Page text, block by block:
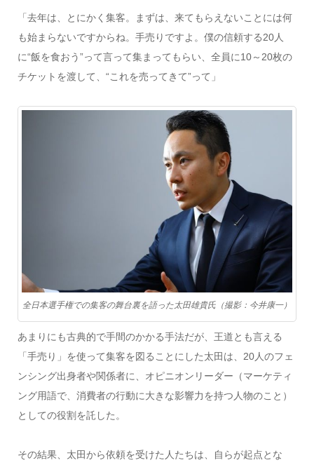
「去年は、とにかく集客。まずは、来てもらえないことには何
も始まらないですからね。手売りですよ。僕の信頼する20人
に“飯を食おう”って言って集まってもらい、全員に10～20枚の
チケットを渡して、“これを売ってきて”って」
全日本選手権での集客の舞台裏を語った太田雄貴氏（撮影：今井康一）
あまりにも古典的で手間のかかる手法だが、王道とも言える
「手売り」を使って集客を図ることにした太田は、20人のフェ
ンシング出身者や関係者に、オピニオンリーダー（マーケティ
ング用語で、消費者の行動に大きな影響力を持つ人物のこと）
としての役割を託した。
その結果、太田から依頼を受けた人たちは、自らが起点とな